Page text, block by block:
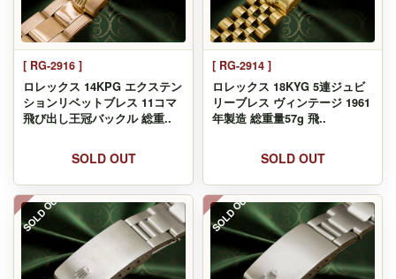
[ RG-2916 ]
ロレックス 14KPG エクステン
ションリベットブレス 11コマ
飛び出し王冠バックル 総重..
SOLD OUT
[ RG-2914 ]
ロレックス 18KYG 5連ジュビ
リーブレス ヴィンテージ 1961
年製造 総重量57g 飛..
SOLD OUT
SOLD OUT SOLD OUT